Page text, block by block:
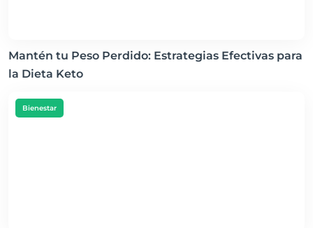
Mantén tu Peso Perdido: Estrategias Efectivas para
la Dieta Keto
Bienestar